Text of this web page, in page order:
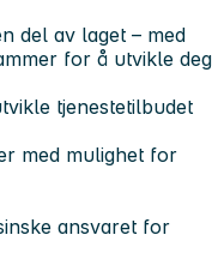
del av laget – med
for å utvikle deg
tjenestetilbudet
med mulighet for
ansvaret for